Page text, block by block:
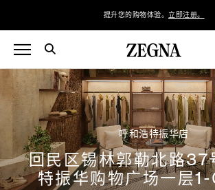
提升您的购物体验。 立即注册。
呼和浩特振华店
回民区锡林郭勒北路37
特振华购物广场一层